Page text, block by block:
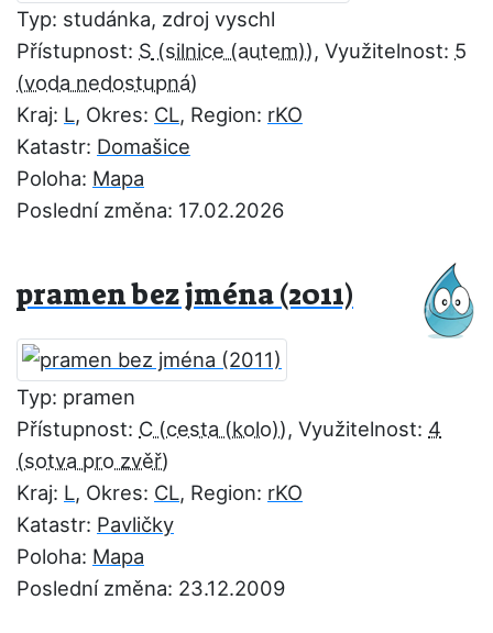
Typ: studánka, zdroj vyschl
Přístupnost: S , Využitelnost: 5
Kraj: L, Okres: CL, Region: rKO
Katastr: Domašice
Poloha: Mapa
Poslední změna: 17.02.2026
pramen bez jména (2011)
Typ: pramen
Přístupnost: C , Využitelnost: 4
Kraj: L, Okres: CL, Region: rKO
Katastr: Pavličky
Poloha: Mapa
Poslední změna: 23.12.2009